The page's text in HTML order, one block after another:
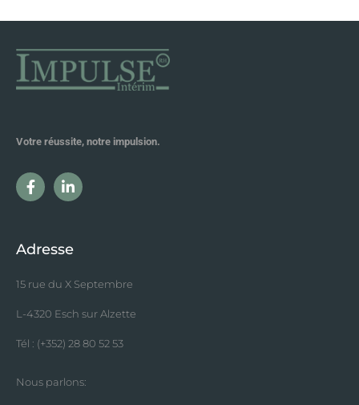
Votre réussite, notre impulsion.
Adresse
15 rue du X Septembre
L-4320 Esch sur Alzette
Tél : (+352) 28 80 52 53
Nous parlons: